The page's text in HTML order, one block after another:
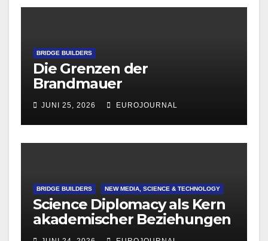
BRIDGE BUILDERS
Die Grenzen der
Brandmauer
JUNI 25, 2026 EUROJOURNAL
BRIDGE BUILDERS NEW MEDIA, SCIENCE & TECHNOLOGY
Science Diplomacy als Kern
akademischer Beziehungen